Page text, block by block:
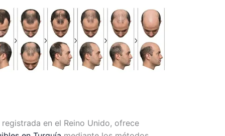
en el Reino Unido, ofrece